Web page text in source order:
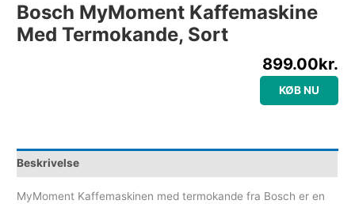
Bosch MyMoment Kaffemaskine
Med Termokande, Sort
899.00kr.
KØB NU
Beskrivelse
MyMoment Kaffemaskinen med termokande fra Bosch er en